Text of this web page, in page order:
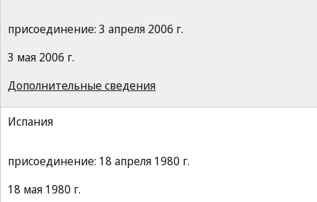
присоединение: 3 апреля 2006 г.
3 мая 2006 г.
Дополнительные сведения
Испания
присоединение: 18 апреля 1980 г.
18 мая 1980 г.